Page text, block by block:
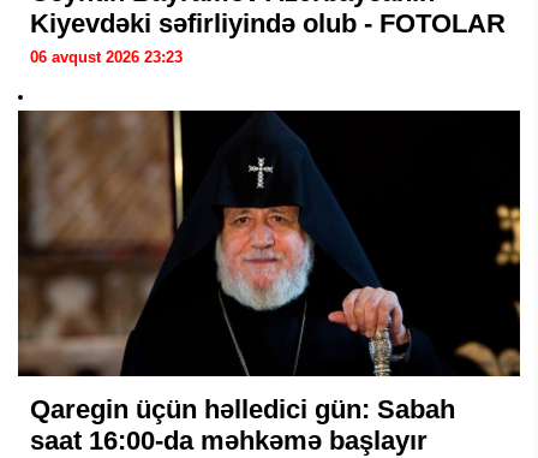
Kiyevdəki səfirliyində olub - FOTOLAR
06 avqust 2026 23:23
Qaregin üçün həlledici gün: Sabah
saat 16:00-da məhkəmə başlayır